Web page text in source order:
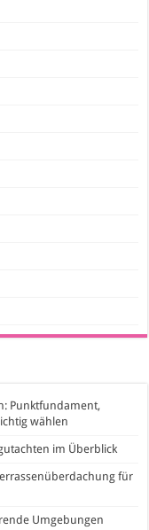
Punktfundament,
wählen
im Überblick
für
Umgebungen